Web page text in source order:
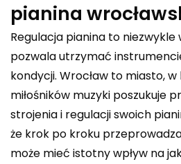
pianina
Regulacja pianina to
pozwala utrzymać
kondycji. Wrocław to miasto,
miłośników muzyki poszukuje
strojenia i regulacji swoich
że krok po kroku
może mieć istotny wpływ na